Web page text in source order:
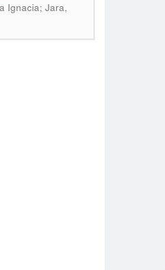
Ignacia; Jara,